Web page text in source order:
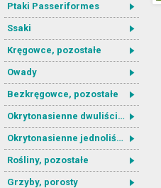
Ptaki Passeriformes
Ssaki
Kręgowce, pozostałe
Owady
Bezkręgowce, pozostałe
Okrytonasienne dwuliścienne
Okrytonasienne jednoliścienne
Rośliny, pozostałe
Grzyby, porosty